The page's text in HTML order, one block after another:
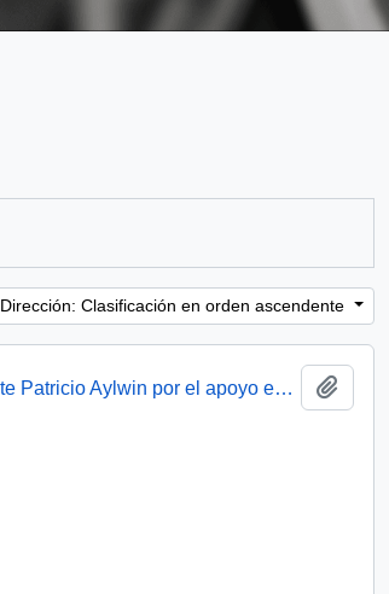
Dirección: Clasificación en orden ascendente
[Agradecimientos del Obispo de Talca dirigidos al Presidente Patricio Aylwin por el apoyo en la reconstrucción de la Iglesia Matriz de Curicó]